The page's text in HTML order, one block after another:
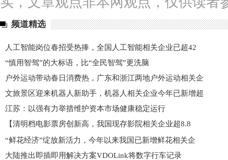
频道精选
人工智能岗位春招受热捧，全国人工智能相关企业已超42
“慎用智驾”的大标语，比“全民智驾”更洗脑
户外运动带动春日消费热，广东和浙江两地户外运动相关企
文旅景区迎来机器人新助手，机器人相关企业今年已新增超
江苏：以强有力举措维护资本市场健康稳定运行
【清明档电影票房创新高，我国现存影院相关企业超8.8
“鲜花经济”绽放新活力，今年以来我国已新增鲜花相关企
大陆推出即插即用解决方案VDOLink将数字行车记录